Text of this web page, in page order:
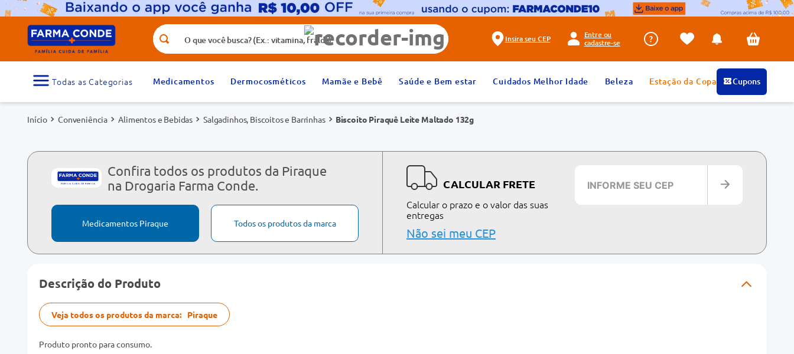
O que você busca? (Ex.: vitamina, fralda)
Insira seu CEP
Entre ou
cadastre-se
Medicamentos Dermocosméticos Mamãe e Bebê Saúde e Bem estar Cuidados Melhor Idade Beleza Estação da Copa Cupons
Conveniência Alimentos e Bebidas Salgadinhos, Biscoitos e Barrinhas Biscoito Piraquê Leite Maltado 132g
Confira todos os produtos da Piraque
na Drogaria Farma Conde.
Medicamentos Piraque Todos os produtos da marca
CALCULAR FRETE
Calcular o prazo e o valor das suas
entregas
Não sei meu CEP
Descrição do Produto
Veja todos os produtos da marca: Piraque
Produto pronto para consumo.
Termos mais buscados
1
medicamento 2º
fralda
5º rosuvastatina 20mg 6º
absorvente